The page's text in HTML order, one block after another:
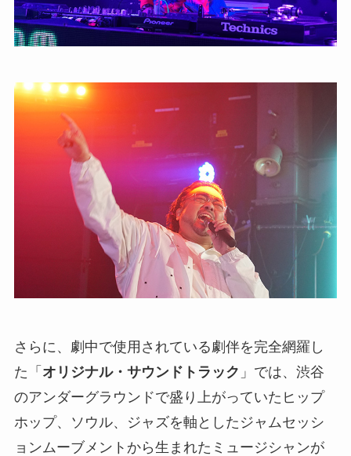
さらに、劇中で使用されている劇伴を完全網羅し
た「 オリジナル・サウンドトラック 」では、渋谷
のアンダーグラウンドで盛り上がっていたヒップ
ホップ、ソウル、ジャズを軸としたジャムセッシ
ョンムーブメントから生まれたミュージシャンが